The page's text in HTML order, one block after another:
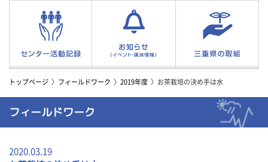
トップページ フィールドワーク 2019年度 お茶栽培の決め手は水
フィールドワーク
2020.03.19